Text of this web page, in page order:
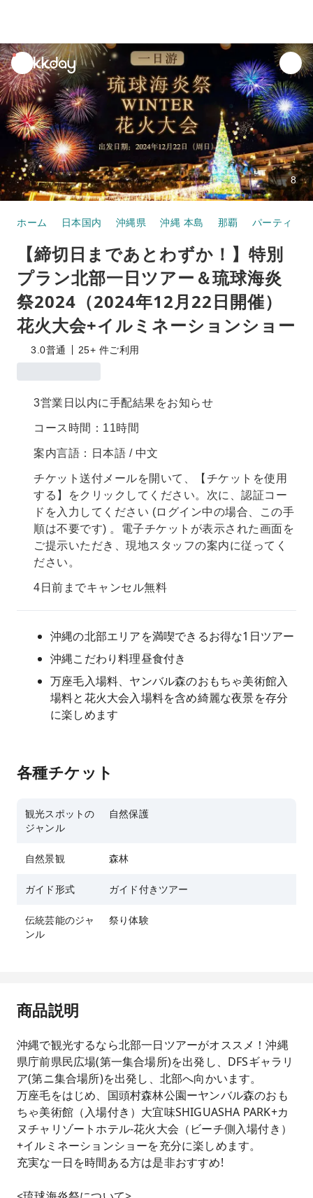
unread
notifications
8
ホーム 日本国内 沖縄県 沖縄 本島 那覇 パーティ・
【締切日まであとわずか！】特別
プラン北部一日ツアー＆琉球海炎
祭2024（2024年12月22日開催）
花火大会+イルミネーションショー
3.0普通 25+ 件ご利用
3営業日以内に手配結果をお知らせ
コース時間：11時間
案内言語：日本語 / 中文
チケット送付メールを開いて、【チケットを使用
する】をクリックしてください。次に、認証コー
ドを入力してください (ログイン中の場合、この手
順は不要です) 。電子チケットが表示された画面を
ご提示いただき、現地スタッフの案内に従ってく
ださい。
4日前までキャンセル無料
沖縄の北部エリアを満喫できるお得な1日ツアー
沖縄こだわり料理昼食付き
万座毛入場料、ヤンバル森のおもちゃ美術館入
場料と花火大会入場料を含め綺麗な夜景を存分
に楽しめます
各種チケット
観光スポットの
ジャンル
自然保護
自然景観 森林
ガイド形式 ガイド付きツアー
伝統芸能のジャ
ンル
祭り体験
商品説明
沖縄で観光するなら北部一日ツアーがオススメ！沖縄
県庁前県民広場(第一集合場所)を出発し、DFSギャラリ
ア(第ニ集合場所)を出発し、北部へ向かいます。
万座毛をはじめ、国頭村森林公園ーヤンバル森のおも
ちゃ美術館（入場付き）大宜味SHIGUASHA PARK+カ
ヌチャリゾートホテル-花火大会（ビーチ側入場付き）
+イルミネーションショーを充分に楽しめます。
充実な一日を時間ある方は是非おすすめ!